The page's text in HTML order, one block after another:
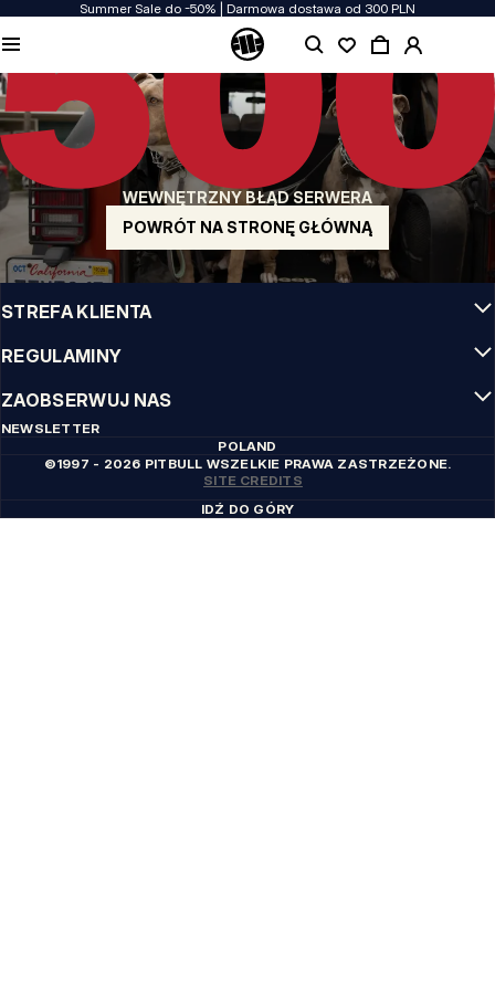
Summer Sale do -50% | Darmowa dostawa od 300 PLN
WEWNĘTRZNY BŁĄD SERWERA
POWRÓT NA STRONĘ GŁÓWNĄ
JAKOŚĆ TO DLA NAS PRIORYTET
Naszą odzież produkujemy z pasją! Nie idziemy na kompromis w kwestiach
wytrzymałości, długowieczności materiałów i dbałości o detal.
US ORIGIN
Nasze korzenie sięgają San Diego z poczatku lat 90-tych XX wieku. Nasz styl jest
surowy, autentyczny i stanowczy.
MARKA Z CHARAKTEREM
Nasze kolekcje wybierają sportowcy, fighterzy i uparci indywidualiści.
INFO
STREFA KLIENTA
REGULAMINY
ZAOBSERWUJ NAS
NEWSLETTER
POLAND
©1997 - 2026 PITBULL WSZELKIE PRAWA ZASTRZEŻONE.
SITE CREDITS
IDŹ DO GÓRY